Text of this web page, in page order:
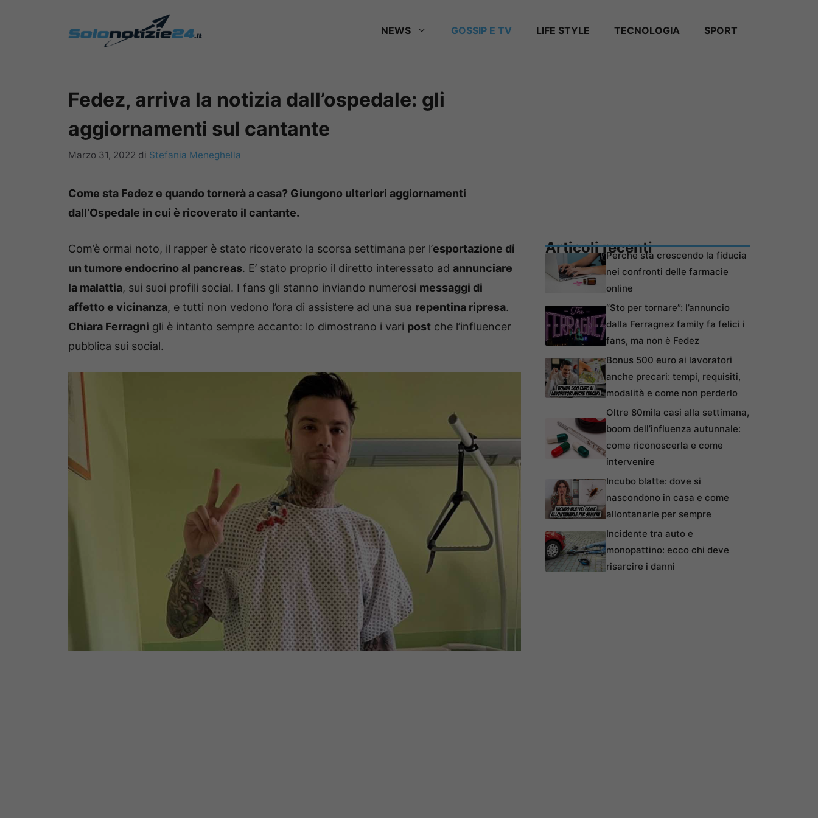
NEWS GOSSIP E TV LIFE STYLE TECNOLOGIA SPORT
Fedez, arriva la notizia dall’ospedale: gli
aggiornamenti sul cantante
Marzo 31, 2022 di Stefania Meneghella
Come sta Fedez e quando tornerà a casa? Giungono ulteriori aggiornamenti
dall’Ospedale in cui è ricoverato il cantante.
Com’è ormai noto, il rapper è stato ricoverato la scorsa settimana per l’esportazione di
un tumore endocrino al pancreas. E’ stato proprio il diretto interessato ad annunciare
la malattia, sui suoi profili social. I fans gli stanno inviando numerosi messaggi di
affetto e vicinanza, e tutti non vedono l’ora di assistere ad una sua repentina ripresa.
Chiara Ferragni gli è intanto sempre accanto: lo dimostrano i vari post che l’influencer
pubblica sui social.
Articoli recentiPerché sta crescendo la fiducia
nei confronti delle farmacie
online
“Sto per tornare”: l’annuncio
dalla Ferragnez family fa felici i
fans, ma non è Fedez
Bonus 500 euro ai lavoratori
anche precari: tempi, requisiti,
modalità e come non perderlo
Oltre 80mila casi alla settimana,
boom dell’influenza autunnale:
come riconoscerla e come
intervenire
Incubo blatte: dove si
nascondono in casa e come
allontanarle per sempre
Incidente tra auto e
monopattino: ecco chi deve
risarcire i danni